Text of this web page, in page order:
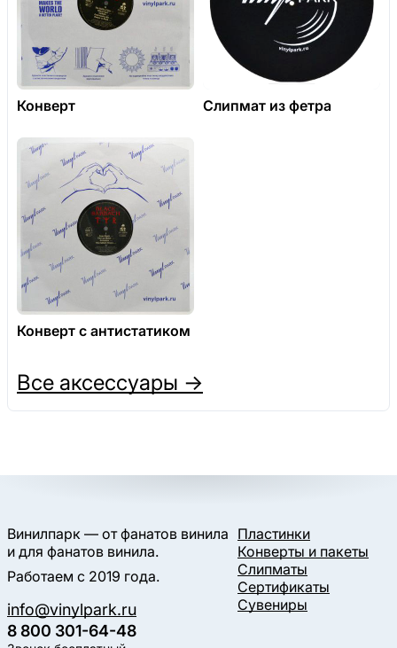
Конверт Слипмат из фетра
Конверт с антистатиком
Все аксессуары →
Винилпарк — от фанатов винила
и для фанатов винила.
Работаем с 2019 года.
info@vinylpark.ru
8 800 301-64-48
Пластинки
Конверты и пакеты
Слипматы
Сертификаты
Сувениры